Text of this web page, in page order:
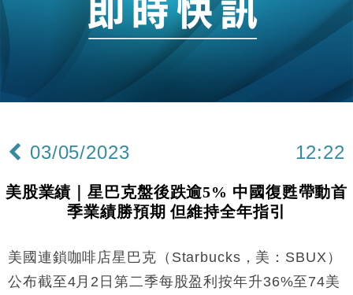
03/05/2023 12:22
美股業績｜星巴克盤後跌逾5% 中國復甦帶動首
季業績勝預期 但維持全年指引
美國連鎖咖啡店星巴克（Starbucks，美：SBUX）
公布截至4月2日第二季每股盈利按年升36%至74美